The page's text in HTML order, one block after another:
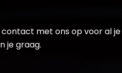
contact met ons op voor al je
je graag.